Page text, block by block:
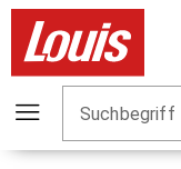
Suchbegriff